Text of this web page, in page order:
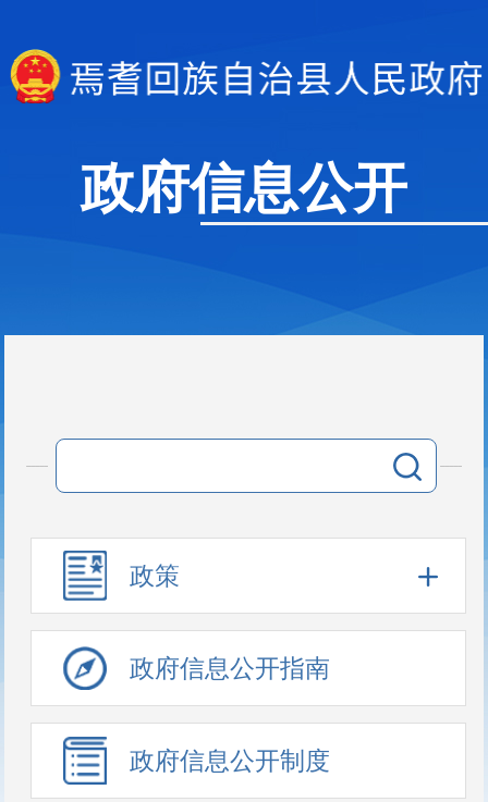
政府信息公开
政策
政府信息公开指南
政府信息公开制度